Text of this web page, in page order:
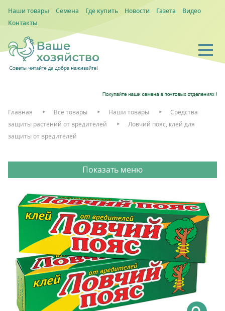
Наши товары Семена Где купить Новости Газета
Видео
Контакты
Главная Все товары Наши товары
Средства
защиты растений от вредителей
Ловчий пояс, клей для
защиты от вредителей